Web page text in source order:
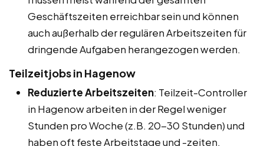
Geschäftszeiten erreichbar sein und können
auch außerhalb der regulären Arbeitszeiten für
dringende Aufgaben herangezogen werden.
Teilzeitjobs in Hagenow
Reduzierte Arbeitszeiten: Teilzeit-Controller
in Hagenow arbeiten in der Regel weniger
Stunden pro Woche (z.B. 20-30 Stunden) und
haben oft feste Arbeitstage und -zeiten.